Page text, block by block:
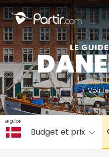
LE
Voir
Le guide
Budget et prix
📍 Destinations populaires
☀️ Où partir par mois
Mars